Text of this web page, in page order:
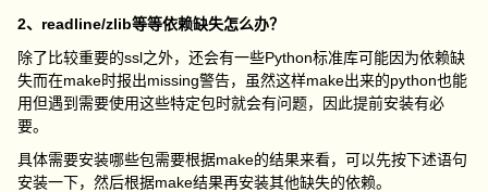
2、readline/zlib等等依赖缺失怎么办？
除了比较重要的ssl之外，还会有一些Python标准库可能因为依赖缺
失而在make时报出missing警告，虽然这样make出来的python也能
用但遇到需要使用这些特定包时就会有问题，因此提前安装有必
要。
具体需要安装哪些包需要根据make的结果来看，可以先按下述语句
安装一下，然后根据make结果再安装其他缺失的依赖。